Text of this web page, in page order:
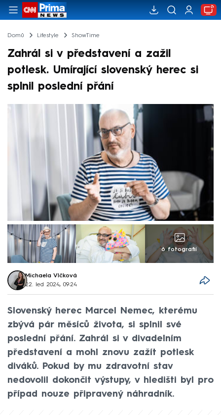
Domů Lifestyle ShowTime
Zahrál si v představení a zažil
potlesk. Umírající slovenský herec si
splnil poslední přání
6 fotografií
Michaela Vlčková
22. led 2024, 09:24
Slovenský herec Marcel Nemec, kterému
zbývá pár měsíců života, si splnil své
poslední přání. Zahrál si v divadelním
představení a mohl znovu zažít potlesk
diváků. Pokud by mu zdravotní stav
nedovolil dokončit výstupy, v hledišti byl pro
případ nouze připravený náhradník.